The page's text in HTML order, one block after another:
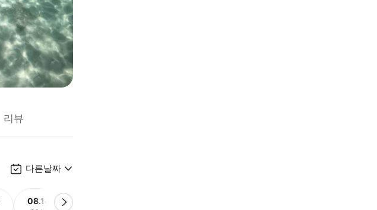
리뷰
다른날짜
08.14(금)